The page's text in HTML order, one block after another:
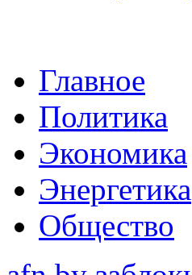
Главное
Политика
Экономика
Энергетика
Общество